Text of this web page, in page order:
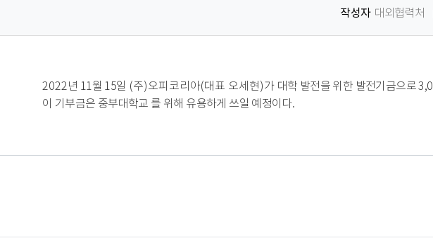
작성자 대외협력처
2022년 11월 15일 (주)오피코리아(대표 오세현)가 대학 발전을 위한 발전기금으로 3,0
이 기부금은 중부대학교 를 위해 유용하게 쓰일 예정이다.